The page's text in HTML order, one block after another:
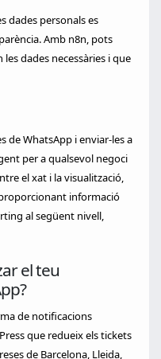
dades personals es
Amb n8n, pots
dades necessàries i que
de WhatsApp i enviar-les a
per a qualsevol negoci
el xat i la visualització,
informació
al següent nivell,
el teu
de notificacions
que redueix els tickets
de Barcelona, Lleida,